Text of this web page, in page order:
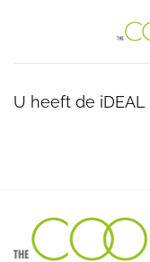
inhoud
U heeft de